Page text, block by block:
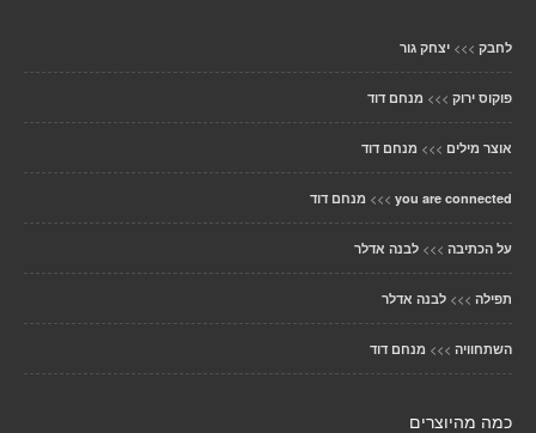
לחבק >>> יצחק גור
פוקוס ירוק >>> מנחם דוד
אוצר מילים >>> מנחם דוד
you are connected
>>> מנחם דוד
על הכתיבה >>> לבנה אדלר
תפילה >>> לבנה אדלר
השתחוויה >>> מנחם דוד
כמה מהיוצרים